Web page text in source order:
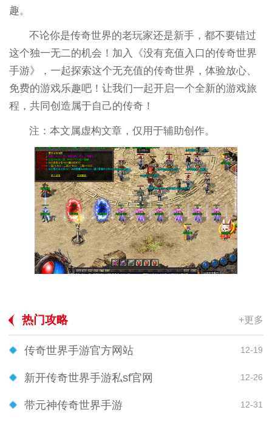
趣。
不论你是传奇世界的老玩家还是新手，都不要错过
这个独一无二的机会！加入《没有充值入口的传奇世界
手游》，一起探索这个无充值的传奇世界，体验放心、
免费的游戏乐趣吧！让我们一起开启一个全新的游戏旅
程，共同创造属于自己的传奇！
注：本文属虚构文章，仅用于辅助创作。
热门攻略 +更多
传奇世界手游官方网站 12-19
新开传奇世界手游私sf官网 12-26
带元神传奇世界手游 12-31